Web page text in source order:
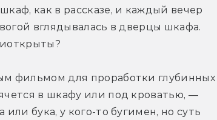
как в рассказе, и каждый вечер
вглядывалась в дверцы шкафа.
фильмом для проработки глубинных
в шкафу или под кроватью, —
бука, у кого-то бугимен, но суть